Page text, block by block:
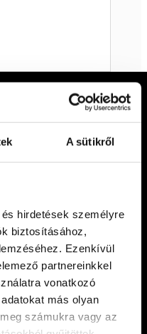
A sütikről
hirdetések személyre
biztosításához,
Ezenkívül
partnereinkkel
vonatkozó
más olyan
számukra vagy az